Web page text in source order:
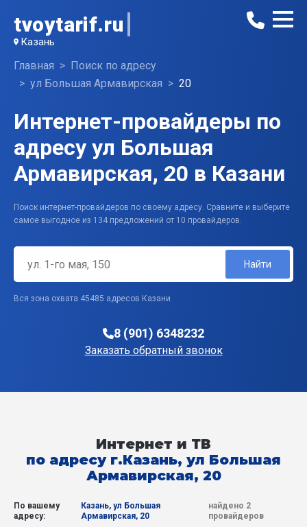
tvoytarif.ru
Казань
Главная
Поиск по адресу
ул Большая Армавирская
20
Интернет-провайдеры по
адресу ул Большая
Армавирская, 20 в Казани
Поиск интернет-провайдеров по своему адресу. Сравните и выберите
самое выгодное из 134 предложений от 10 провайдеров.
Найти
Вся зона охвата 45485 адресов Казани
8 (901) 6348232
Заказать обратный звонок
Интернет и ТВ
по адресу г.Казань, ул Большая
Армавирская, 20
По вашему
адресу:
Казань, ул Большая
Армавирская, 20
найдено 2
провайдеров